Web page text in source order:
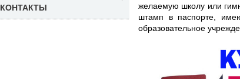
желаемую школу или
штамп в паспорте,
образовательное
КОНТАКТЫ